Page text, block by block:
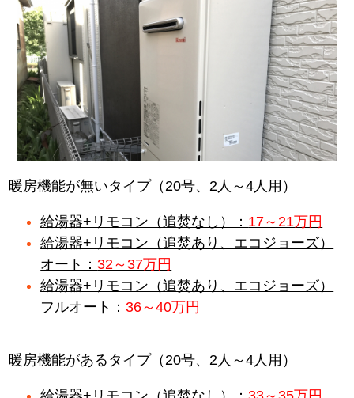
暖房機能が無いタイプ（20号、2人～4人用）
給湯器+リモコン（追焚なし）： 17～21万円
給湯器+リモコン（追焚あり、エコジョーズ）
オート：32～37万円
給湯器+リモコン（追焚あり、エコジョーズ）
フルオート：36～40万円
暖房機能があるタイプ（20号、2人～4人用）